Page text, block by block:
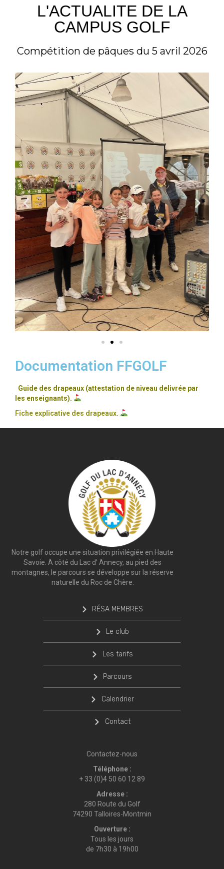
L'ACTUALITE DE LA
CAMPUS GOLF
Compétition de pâques du 5 avril 2026
Documentation FFGOLF
Guide des drapeaux (attestation de niveau delivrée par
les enseignants).
Fiche explicative des drapeaux.
Notre golf occupe une situation privilégiée en Haute
Savoie. A côté du Lac d’ Annecy, au pied des
montagnes, le parcours se développe sur la réserve
naturelle du Roc de Chère.
RÉSA MEMBRES
Le club
Les tarifs
Parcours
Calendrier
Contact
Contactez-nous
Téléphone :
+ 33 (0)4 50 60 12 89
Adresse :
280 Route du Golf
74290 Talloires-Montmin
Ouverture :
Tous les jours
de 7h30 à 19h00